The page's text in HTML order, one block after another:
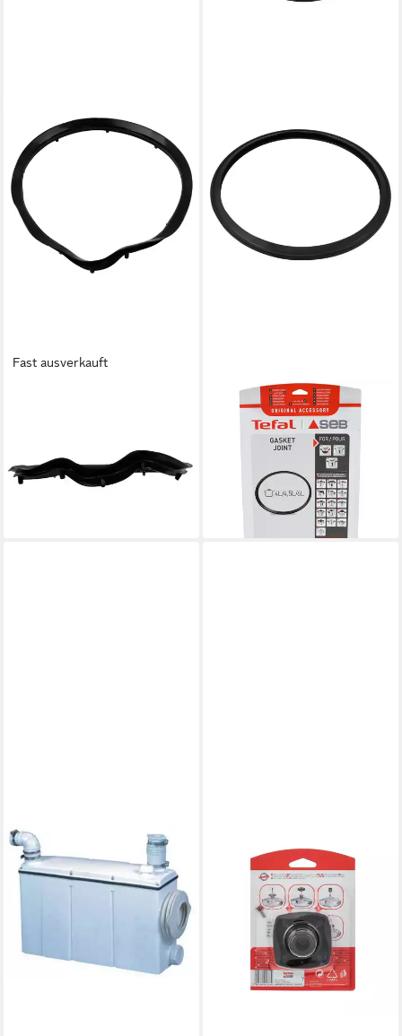
Fast ausverkauft
Fritteuse
12,26 €
GROUPE SEB
Dichtungsring Dichtung
Ø220mm X1010008, für
ClipsoMinut Schnellkochtopf 4
l 4,5 l 6 l
22,91 €
lieferbar - in 3-4 Werktagen bei dir
SETMA
Hebeanlage Watersan 6 (für
Schmutz- und Abwasser),
Zerkleinerungsreibe
559,90 €
lieferbar - in 2-3 Werktagen bei dir